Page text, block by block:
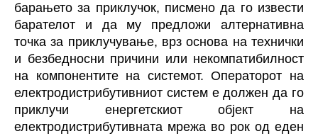
барањето за приклучок, писмено да го извести
барателот и да му предложи алтернативна
точка за приклучување, врз основа на технички
и безбедносни причини или некомпатибилност
на компонентите на системот. Операторот на
електродистрибутивниот систем е должен да го
приклучи енергетскиот објект на
електродистрибутивната мрежа во рок од еден